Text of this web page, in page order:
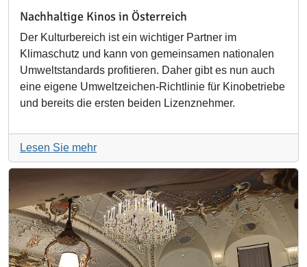
Nachhaltige Kinos in Österreich
Der Kulturbereich ist ein wichtiger Partner im
Klimaschutz und kann von gemeinsamen nationalen
Umweltstandards profitieren. Daher gibt es nun auch
eine eigene Umweltzeichen-Richtlinie für Kinobetriebe
und bereits die ersten beiden Lizenznehmer.
Lesen Sie mehr